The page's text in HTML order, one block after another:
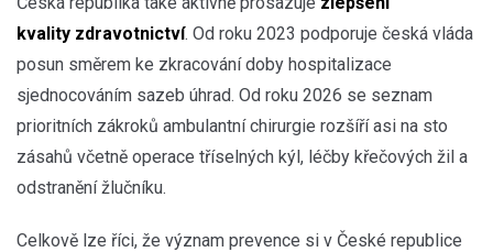
kvality zdravotnictví. Od roku 2023 podporuje česká vláda
posun směrem ke zkracování doby hospitalizace
sjednocováním sazeb úhrad. Od roku 2026 se seznam
prioritních zákroků ambulantní chirurgie rozšíří asi na sto
zásahů včetně operace tříselných kýl, léčby křečových žil a
odstranění žlučníku.
Celkově lze říci, že význam prevence si v České republice